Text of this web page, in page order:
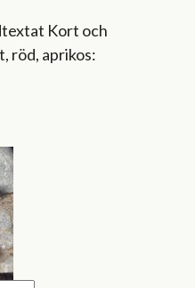
Kort och
röd, aprikos: